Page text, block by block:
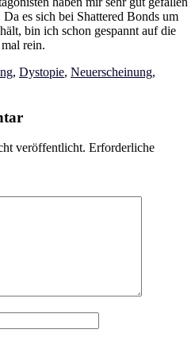
es sich bei Shattered Bonds um
bin ich schon gespannt auf die
rein.
, Dystopie, Neuerscheinung,
veröffentlicht. Erforderliche